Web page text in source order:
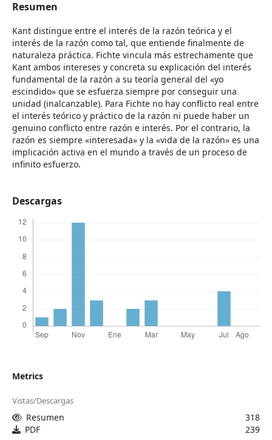
Resumen
Kant distingue entre el interés de la razón teórica y el
interés de la razón como tal, que entiende finalmente de
naturaleza práctica. Fichte vincula más estrechamente que
Kant ambos intereses y concreta su explicación del interés
fundamental de la razón a su teoría general del «yo
escindido» que se esfuerza siempre por conseguir una
unidad (inalcanzable). Para Fichte no hay conflicto real entre
el interés teórico y práctico de la razón ni puede haber un
genuino conflicto entre razón e interés. Por el contrario, la
razón es siempre «interesada» y la «vida de la razón» es una
implicación activa en el mundo a través de un proceso de
infinito esfuerzo.
Descargas
Metrics
Vistas/Descargas
Resumen
318
PDF
239